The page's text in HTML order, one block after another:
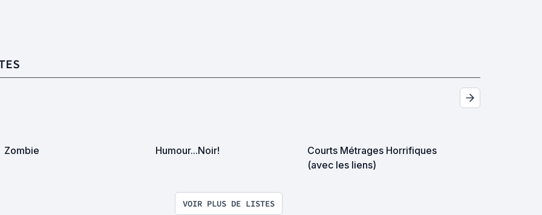
Zombie Humour...Noir!
Courts Métrages Horrifiques
(avec les liens)
VOIR PLUS DE LISTES